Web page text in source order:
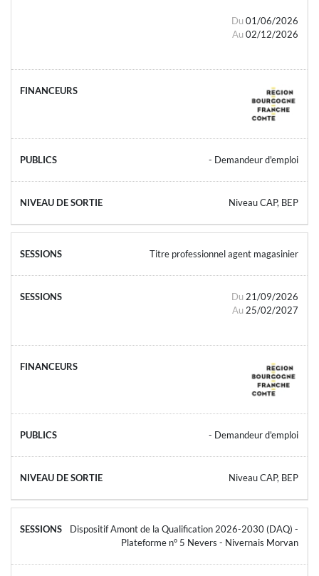
Du 01/06/2026
Au 02/12/2026
- Demandeur d'emploi
Niveau CAP, BEP
Titre professionnel agent magasinier
Du 21/09/2026
Au 25/02/2027
- Demandeur d'emploi
Niveau CAP, BEP
Dispositif Amont de la Qualification 2026-2030 (DAQ) -
Plateforme n° 5 Nevers - Nivernais Morvan